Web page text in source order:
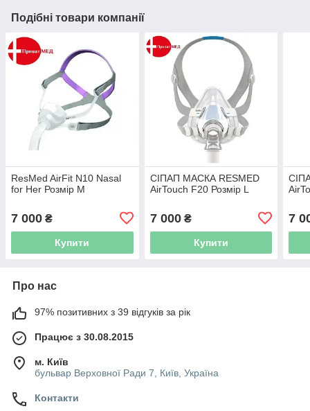
Подібні товари компанії
ResMed AirFit N10 Nasal
for Her Розмір M
7 000 ₴
Купити
СІПАП МАСКА RESMED
AirTouch F20 Розмір L
7 000₴
Купити
7
Про нас
97% позитивних з 39 відгуків за рік
Працює з 30.08.2015
м. Київ
бульвар Верховної Ради 7, Київ, Україна
Контакти